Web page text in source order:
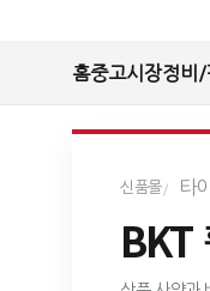
홈중고시장정비/
신품몰 타
BKT